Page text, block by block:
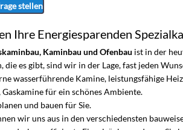
stellen
Ihre Energiesparenden
Kaminbau und Ofenbau ist in der
die es gibt, sind wir in der Lage, fast jeden
wasserführende Kamine, leistungsfähige
für ein schönes Ambiente.
und bauen für Sie.
wir uns aus in den verschiedensten